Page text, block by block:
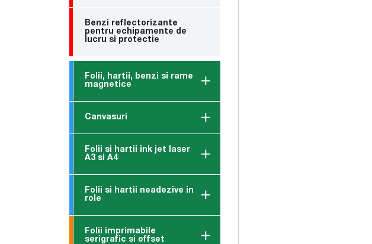
Benzi reflectorizante
pentru echipamente de
lucru si protectie
Folii, hartii, benzi si rame
magnetice
Canvasuri
Folii si hartii ink jet laser
A3 si A4
Folii si hartii neadezive in
role
Folii imprimabile
serigrafic si offset